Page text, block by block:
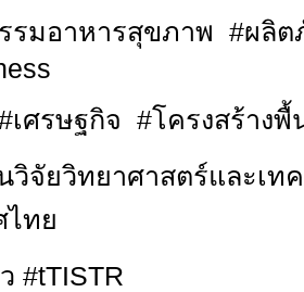
รมอาหารสุขภาพ #ผลิต
เศรษฐกิจ #โครงสร้าง
วิจัยวิทยาศาสตร์และเท
ไทย
#tTISTR